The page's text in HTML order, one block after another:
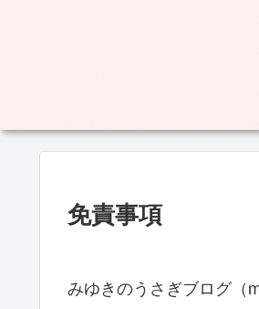
免責事項
みゆきのうさぎブログ（